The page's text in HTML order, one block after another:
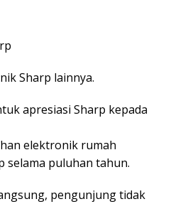
Sharp lainnya.
apresiasi Sharp kepada
elektronik rumah
selama puluhan tahun.
pengunjung tidak